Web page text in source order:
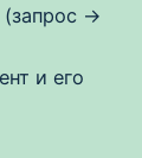
→
и его